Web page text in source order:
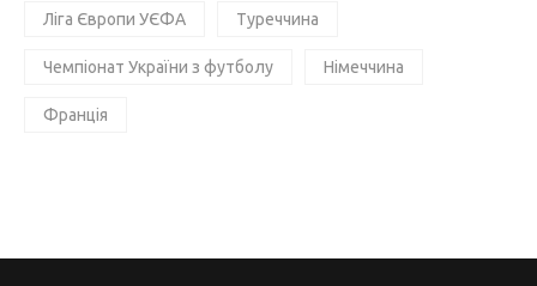
Ліга Європи УЄФА Туреччина
Чемпіонат України з футболу Німеччина
Франція